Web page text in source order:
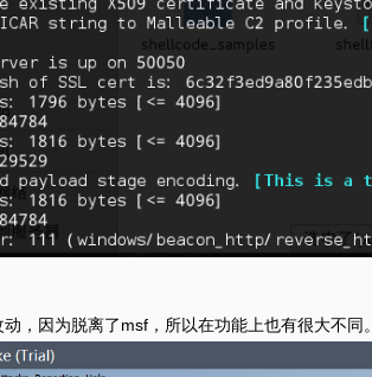
，因为脱离了msf，所以在功能上也有很大不同。